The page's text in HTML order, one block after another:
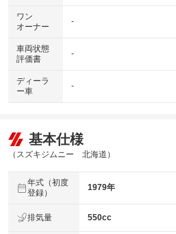
ワン
オーナー
-
車両状態
評価書
-
ディーラ
ー車
-
基本仕様
（スズキジムニー 北海道）
年式（初度
登録）
1979年
排気量 550cc